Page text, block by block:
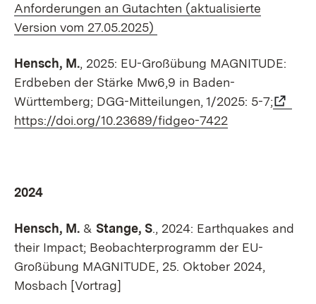
Anforderungen an Gutachten (aktualisierte
Version vom 27.05.2025)
Hensch, M., 2025: EU-Großübung MAGNITUDE:
Erdbeben der Stärke Mw6,9 in Baden-
Württemberg; DGG-Mitteilungen, 1/2025: 5-7;
https://doi.org/10.23689/fidgeo-7422
2024
Hensch, M. & Stange, S., 2024: Earthquakes and
their Impact; Beobachterprogramm der EU-
Großübung MAGNITUDE, 25. Oktober 2024,
Mosbach [Vortrag]